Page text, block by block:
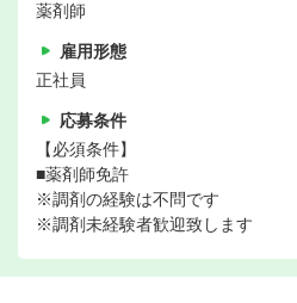
薬剤師
雇用形態
正社員
応募条件
【必須条件】
■薬剤師免許
※調剤の経験は不問です
※調剤未経験者歓迎致します